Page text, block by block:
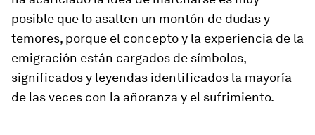
posible que lo asalten un montón de dudas y
temores, porque el concepto y la experiencia de la
emigración están cargados de símbolos,
significados y leyendas identificados la mayoría
de las veces con la añoranza y el sufrimiento.